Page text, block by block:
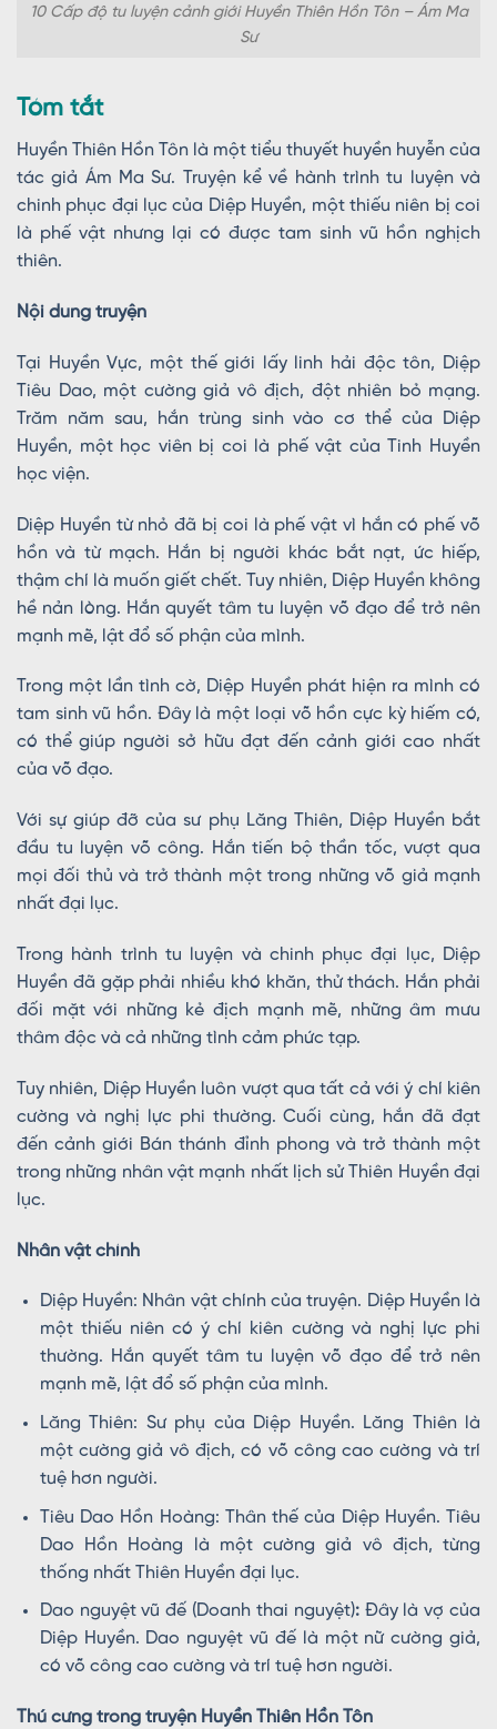
10 Cấp độ tu luyện cảnh giới Huyền Thiên Hồn Tôn – Ám Ma
Sư
Tóm tắt
Huyền Thiên Hồn Tôn là một tiểu thuyết huyền huyễn của
tác giả Ám Ma Sư. Truyện kể về hành trình tu luyện và
chinh phục đại lục của Diệp Huyền, một thiếu niên bị coi
là phế vật nhưng lại có được tam sinh vũ hồn nghịch
thiên.
Nội dung truyện
Tại Huyền Vực, một thế giới lấy linh hải độc tôn, Diệp
Tiêu Dao, một cường giả vô địch, đột nhiên bỏ mạng.
Trăm năm sau, hắn trùng sinh vào cơ thể của Diệp
Huyền, một học viên bị coi là phế vật của Tinh Huyền
học viện.
Diệp Huyền từ nhỏ đã bị coi là phế vật vì hắn có phế võ
hồn và từ mạch. Hắn bị người khác bắt nạt, ức hiếp,
thậm chí là muốn giết chết. Tuy nhiên, Diệp Huyền không
hề nản lòng. Hắn quyết tâm tu luyện võ đạo để trở nên
mạnh mẽ, lật đổ số phận của mình.
Trong một lần tình cờ, Diệp Huyền phát hiện ra mình có
tam sinh vũ hồn. Đây là một loại võ hồn cực kỳ hiếm có,
có thể giúp người sở hữu đạt đến cảnh giới cao nhất
của võ đạo.
Với sự giúp đỡ của sư phụ Lăng Thiên, Diệp Huyền bắt
đầu tu luyện võ công. Hắn tiến bộ thần tốc, vượt qua
mọi đối thủ và trở thành một trong những võ giả mạnh
nhất đại lục.
Trong hành trình tu luyện và chinh phục đại lục, Diệp
Huyền đã gặp phải nhiều khó khăn, thử thách. Hắn phải
đối mặt với những kẻ địch mạnh mẽ, những âm mưu
thâm độc và cả những tình cảm phức tạp.
Tuy nhiên, Diệp Huyền luôn vượt qua tất cả với ý chí kiên
cường và nghị lực phi thường. Cuối cùng, hắn đã đạt
đến cảnh giới Bán thánh đỉnh phong và trở thành một
trong những nhân vật mạnh nhất lịch sử Thiên Huyền đại
lục.
Nhân vật chính
Diệp Huyền: Nhân vật chính của truyện. Diệp Huyền là
một thiếu niên có ý chí kiên cường và nghị lực phi
thường. Hắn quyết tâm tu luyện võ đạo để trở nên
mạnh mẽ, lật đổ số phận của mình.
Lăng Thiên: Sư phụ của Diệp Huyền. Lăng Thiên là
một cường giả vô địch, có võ công cao cường và trí
tuệ hơn người.
Tiêu Dao Hồn Hoàng: Thân thế của Diệp Huyền. Tiêu
Dao Hồn Hoàng là một cường giả vô địch, từng
thống nhất Thiên Huyền đại lục.
Dao nguyệt vũ đế (Doanh thai nguyệt):Đây là vợ của
Diệp Huyền. Dao nguyệt vũ đế là một nữ cường giả,
có võ công cao cường và trí tuệ hơn người.
Thú cưng trong truyện Huyền Thiên Hồn Tôn